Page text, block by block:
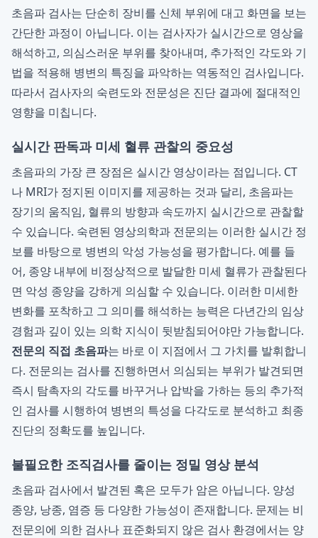
초음파 검사는 단순히 장비를 신체 부위에 대고 화면을 보는
간단한 과정이 아닙니다. 이는 검사자가 실시간으로 영상을
해석하고, 의심스러운 부위를 찾아내며, 추가적인 각도와 기
법을 적용해 병변의 특징을 파악하는 역동적인 검사입니다.
따라서 검사자의 숙련도와 전문성은 진단 결과에 절대적인
영향을 미칩니다.
실시간 판독과 미세 혈류 관찰의 중요성
초음파의 가장 큰 장점은 실시간 영상이라는 점입니다. CT
나 MRI가 정지된 이미지를 제공하는 것과 달리, 초음파는
장기의 움직임, 혈류의 방향과 속도까지 실시간으로 관찰할
수 있습니다. 숙련된 영상의학과 전문의는 이러한 실시간 정
보를 바탕으로 병변의 악성 가능성을 평가합니다. 예를 들
어, 종양 내부에 비정상적으로 발달한 미세 혈류가 관찰된다
면 악성 종양을 강하게 의심할 수 있습니다. 이러한 미세한
변화를 포착하고 그 의미를 해석하는 능력은 다년간의 임상
경험과 깊이 있는 의학 지식이 뒷받침되어야만 가능합니다.
전문의 직접 초음파는 바로 이 지점에서 그 가치를 발휘합니
다. 전문의는 검사를 진행하면서 의심되는 부위가 발견되면
즉시 탐촉자의 각도를 바꾸거나 압박을 가하는 등의 추가적
인 검사를 시행하여 병변의 특성을 다각도로 분석하고 최종
진단의 정확도를 높입니다.
불필요한 조직검사를 줄이는 정밀 영상 분석
초음파 검사에서 발견된 혹은 모두가 암은 아닙니다. 양성
종양, 낭종, 염증 등 다양한 가능성이 존재합니다. 문제는 비
전문의에 의한 검사나 표준화되지 않은 검사 환경에서는 양